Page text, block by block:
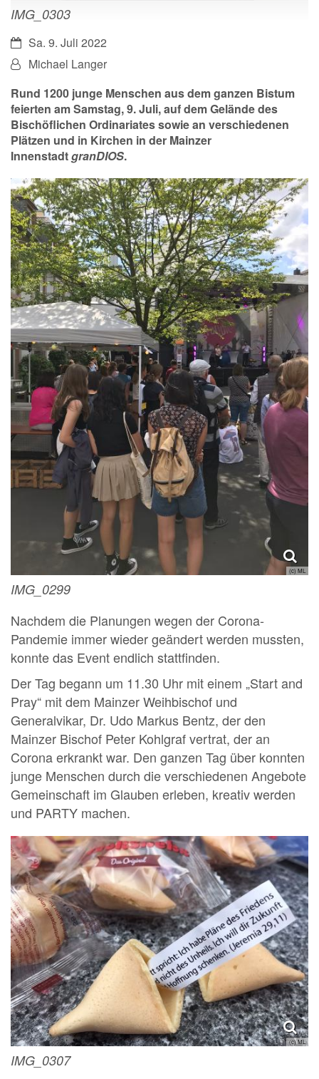
IMG_0303
Datum:Sa. 9. Juli 2022
Von:Michael Langer
Rund 1200 junge Menschen aus dem ganzen Bistum
feierten am Samstag, 9. Juli, auf dem Gelände des
Bischöflichen Ordinariates sowie an verschiedenen
Plätzen und in Kirchen in der Mainzer
InnenstadtgranDIOS.
(c) ML
IMG_0299
Nachdem die Planungen wegen der Corona-
Pandemie immer wieder geändert werden mussten,
konnte das Event endlich stattfinden.
Der Tag begann um 11.30 Uhr mit einem „Start and
Pray“ mit dem Mainzer Weihbischof und
Generalvikar, Dr. Udo Markus Bentz, der den
Mainzer Bischof Peter Kohlgraf vertrat, der an
Corona erkrankt war. Den ganzen Tag über konnten
junge Menschen durch die verschiedenen Angebote
Gemeinschaft im Glauben erleben, kreativ werden
und PARTY machen.
(c) ML
IMG_0307